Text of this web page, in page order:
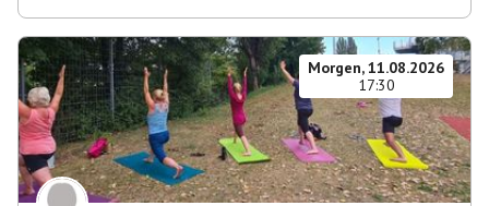
Morgen, 11.08.2026
17:30